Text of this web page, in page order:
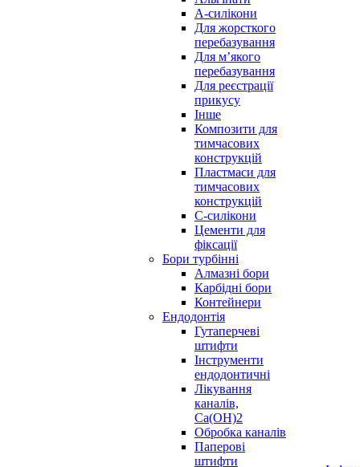
А-силікони
Для жорсткого
перебазування
Для м’якого
перебазування
Для реєстрації
прикусу
Інше
Композити для
тимчасових
конструкцій
Пластмаси для
тимчасових
конструкцій
С-силікони
Цементи для
фіксації
Бори турбінні
Алмазні бори
Карбідні бори
Контейнери
Ендодонтія
Гутаперчеві
штифти
Інструменти
ендодонтичні
Лікування
каналів,
Ca(OH)2
Обробка каналів
Паперові
штифти